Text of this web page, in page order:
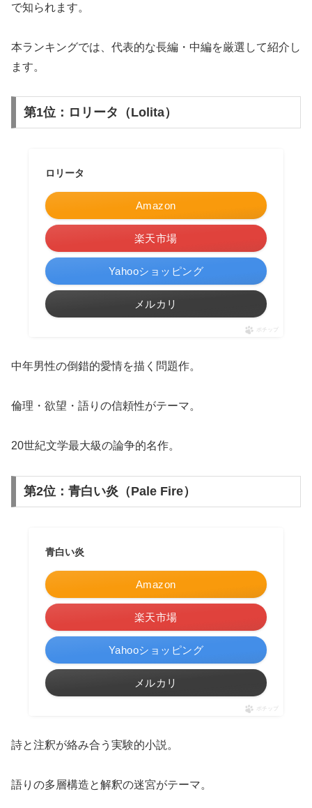
で知られます。
本ランキングでは、代表的な長編・中編を厳選して紹介し
ます。
第1位：ロリータ（Lolita）
ロリータ
Amazon
楽天市場
Yahooショッピング
メルカリ
ポチップ
中年男性の倒錯的愛情を描く問題作。
倫理・欲望・語りの信頼性がテーマ。
20世紀文学最大級の論争的名作。
第2位：青白い炎（Pale Fire）
青白い炎
Amazon
楽天市場
Yahooショッピング
メルカリ
ポチップ
詩と注釈が絡み合う実験的小説。
語りの多層構造と解釈の迷宮がテーマ。